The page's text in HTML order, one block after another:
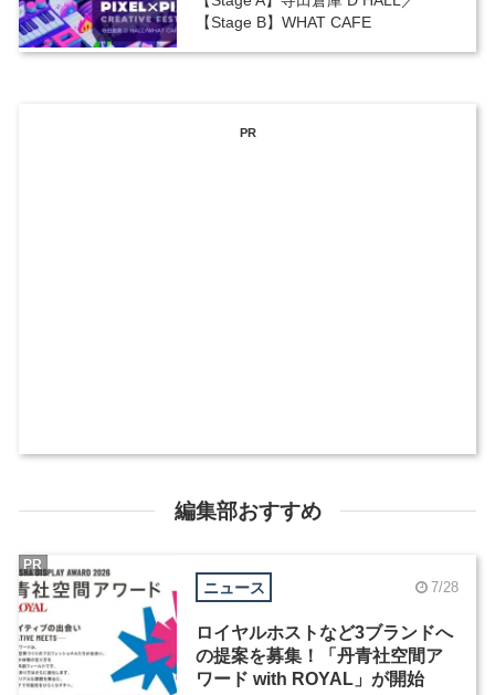
【Stage B】WHAT CAFE
PR
編集部おすすめ
ニュース 7/28
ロイヤルホストなど3ブランドへ
の提案を募集！「丹青社空間ア
ワード with ROYAL」が開始
PR